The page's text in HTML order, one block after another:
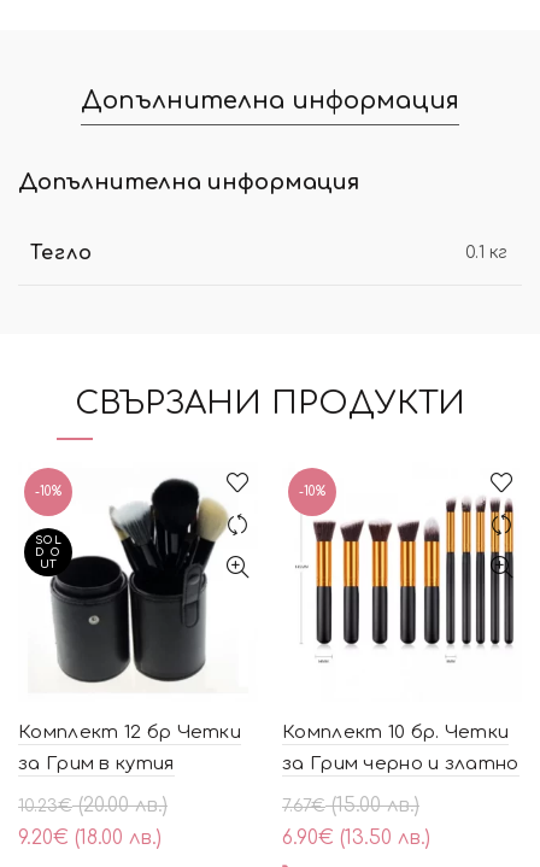
Допълнителна информация
Допълнителна информация
Тегло 0.1 кг
СВЪРЗАНИ ПРОДУКТИ
-10%
SOL
D O
UT
Комплект 12 бр Четки
за Грим в кутия
10.23€ (20.00 лв.)
Original
price
9.20€ (18.00 лв.)
Текущата
цена
-10%
Комплект 10 бр. Четки
за Грим черно и златно
7.67€ (15.00 лв.)
Original
price
6.90€ (13.50 лв.)
Текущата
цена